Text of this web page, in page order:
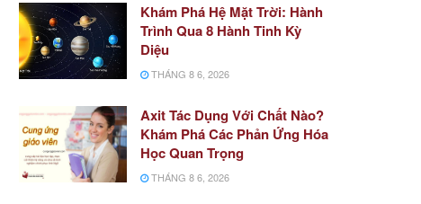
Khám Phá Hệ Mặt Trời: Hành
Trình Qua 8 Hành Tinh Kỳ
Diệu
THÁNG 8 6, 2026
Axit Tác Dụng Với Chất Nào?
Khám Phá Các Phản Ứng Hóa
Học Quan Trọng
THÁNG 8 6, 2026